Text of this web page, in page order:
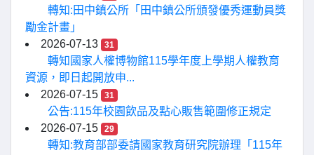
轉知:田中鎮公所「田中鎮公所頒發優秀運動員獎
勵金計畫」
2026-07-13
31
轉知國家人權博物館115學年度上學期人權教育
資源，即日起開放申...
2026-07-15
31
公告:115年校園飲品及點心販售範圍修正規定
2026-07-15
29
轉知:教育部部委請國家教育研究院辦理「115年